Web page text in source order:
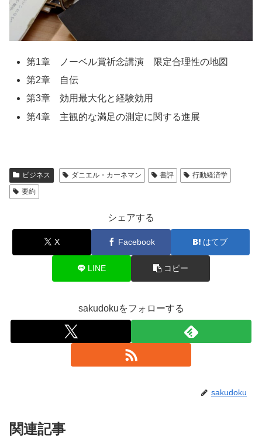
第1章 ノーベル賞祈念講演 限定合理性の地図
第2章 自伝
第3章 効用最大化と経験効用
第4章 主観的な満足の測定に関する進展
ビジネス ダニエル・カーネマン 書評
行動経済学
要約
シェアする
X Facebook はてブ
LINE コピー
sakudokuをフォローする
sakudoku
関連記事